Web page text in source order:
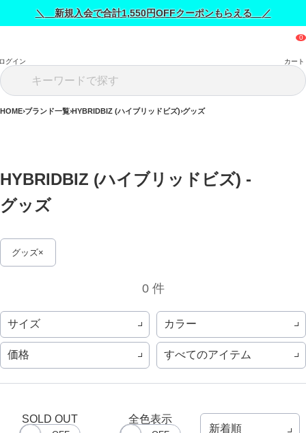
＼ 新規入会で合計1,550円OFFクーポンもらえる ／
グイン カート
HOME ブランド一覧 HYBRIDBIZ (ハイブリッドビズ) グッズ
HYBRIDBIZ (ハイブリッドビズ) -
グッズ
グッズ
0 件
サイズ カラー
価格 すべてのアイテム
SOLD OUT 全色表示